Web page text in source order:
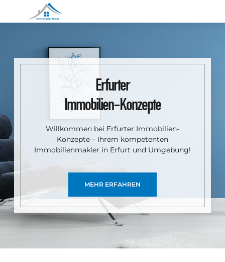
Erfurter
Immobilien-Konzepte
Willkommen bei Erfurter Immobilien-
Konzepte – Ihrem kompetenten
Immobilienmakler in Erfurt und Umgebung!
MEHR ERFAHREN